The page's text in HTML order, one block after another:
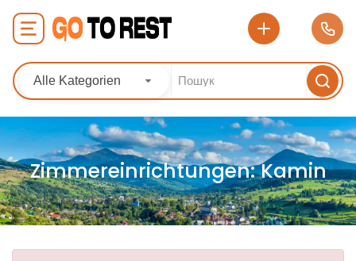
Alle Kategorien
Zimmereinrichtungen:Kamin